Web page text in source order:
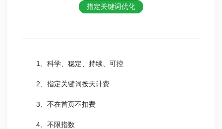
指定关键词优化
1、科学、稳定、持续、可控
2、指定关键词按天计费
3、不在首页不扣费
4、不限指数